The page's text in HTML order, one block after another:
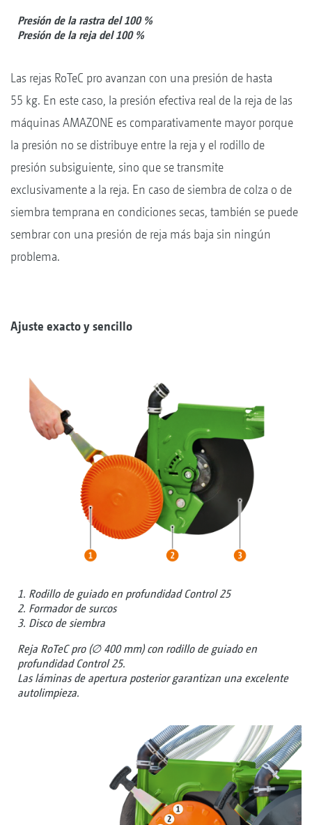
Presión de la rastra del 100 %
Presión de la reja del 100 %
Las rejas RoTeC pro avanzan con una presión de hasta
55 kg. En este caso, la presión efectiva real de la reja de las
máquinas AMAZONE es comparativamente mayor porque
la presión no se distribuye entre la reja y el rodillo de
presión subsiguiente, sino que se transmite
exclusivamente a la reja. En caso de siembra de colza o de
siembra temprana en condiciones secas, también se puede
sembrar con una presión de reja más baja sin ningún
problema.
Ajuste exacto y sencillo
1. Rodillo de guiado en profundidad Control 25
2. Formador de surcos
3. Disco de siembra
Reja RoTeC pro (∅ 400 mm) con rodillo de guiado en
profundidad Control 25.
Las láminas de apertura posterior garantizan una excelente
autolimpieza.